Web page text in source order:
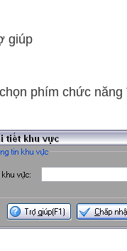
giúp
phím chức năng